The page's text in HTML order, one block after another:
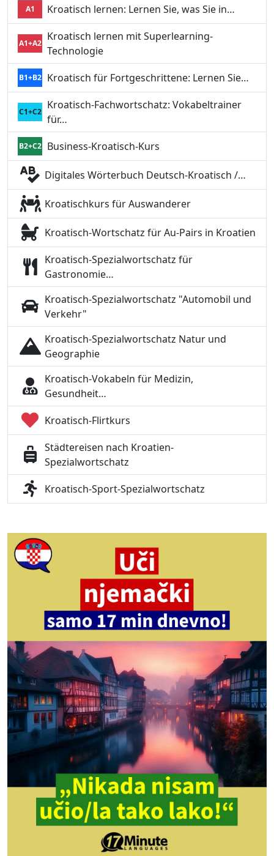
A1 Kroatisch lernen: Lernen Sie, was Sie in…
A1+A2
Kroatisch lernen mit Superlearning-
Technologie
B1+B2 Kroatisch für Fortgeschrittene: Lernen Sie…
C1+C2
Kroatisch-Fachwortschatz: Vokabeltrainer
für…
B2+C2 Business-Kroatisch-Kurs
Digitales Wörterbuch Deutsch-Kroatisch /…
Kroatischkurs für Auswanderer
Kroatisch-Wortschatz für Au-Pairs in Kroatien
Kroatisch-Spezialwortschatz für
Gastronomie…
Kroatisch-Spezialwortschatz "Automobil und
Verkehr"
Kroatisch-Spezialwortschatz Natur und
Geographie
Kroatisch-Vokabeln für Medizin,
Gesundheit…
Kroatisch-Flirtkurs
Städtereisen nach Kroatien-
Spezialwortschatz
Kroatisch-Sport-Spezialwortschatz